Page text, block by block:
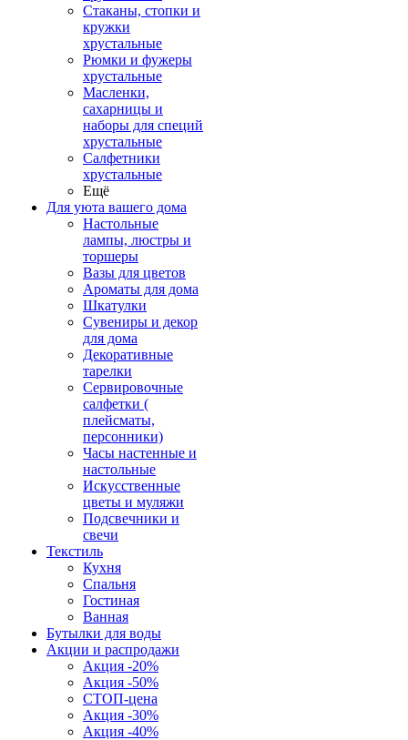
Стаканы, стопки и
кружки
хрустальные
Рюмки и фужеры
хрустальные
Масленки,
сахарницы и
наборы для специй
хрустальные
Салфетники
хрустальные
Ещё
Для уюта вашего дома
Настольные
лампы, люстры и
торшеры
Вазы для цветов
Ароматы для дома
Шкатулки
Сувениры и декор
для дома
Декоративные
тарелки
Сервировочные
салфетки (
плейсматы,
персонники)
Часы настенные и
настольные
Искусственные
цветы и муляжи
Подсвечники и
свечи
Текстиль
Кухня
Спальня
Гостиная
Ванная
Бутылки для воды
Акции и распродажи
Акция -20%
Акция -50%
СТОП-цена
Акция -30%
Акция -40%